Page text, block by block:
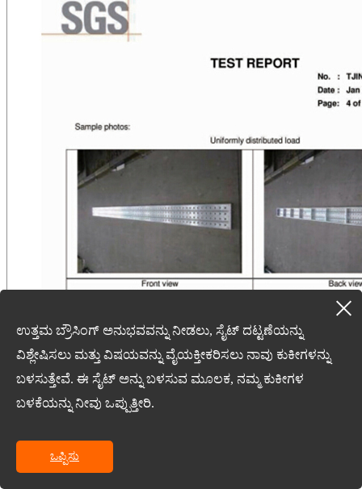
ಉತ್ತಮ ಬ್ರೌಸಿಂಗ್ ಅನುಭವವನ್ನು ನೀಡಲು, ಸೈಟ್ ದಟ್ಟಣೆಯನ್ನು
ವಿಶ್ಲೇಷಿಸಲು ಮತ್ತು ವಿಷಯವನ್ನು ವೈಯಕ್ತೀಕರಿಸಲು ನಾವು ಕುಕೀಗಳನ್ನು
ಬಳಸುತ್ತೇವೆ. ಈ ಸೈಟ್ ಅನ್ನು ಬಳಸುವ ಮೂಲಕ, ನಮ್ಮ ಕುಕೀಗಳ
ಬಳಕೆಯನ್ನು ನೀವು ಒಪ್ಪುತ್ತೀರಿ.
ಒಪ್ಪಿಸು